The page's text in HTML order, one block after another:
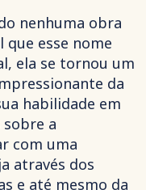
nenhuma obra
esse nome
ela se tornou um
da
habilidade em
a
com uma
através dos
e até mesmo da